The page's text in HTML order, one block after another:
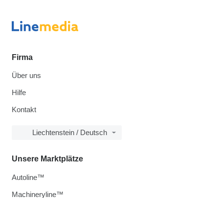
Firma
Über uns
Hilfe
Kontakt
Liechtenstein / Deutsch
Unsere Marktplätze
Autoline™
Machineryline™